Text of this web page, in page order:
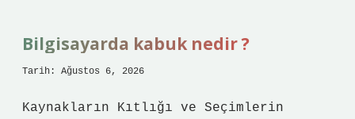
Bilgisayarda kabuk nedir ?
Tarih: Ağustos 6, 2026
Kaynakların Kıtlığı ve Seçimlerin